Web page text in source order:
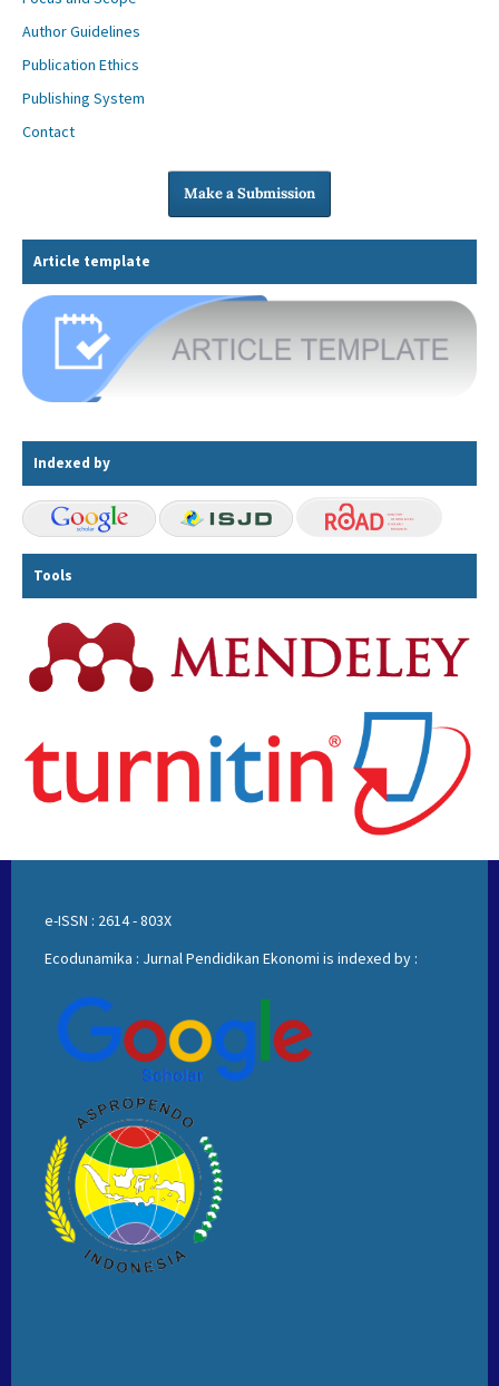
Author Guidelines
Publication Ethics
Publishing System
Contact
Make a Submission
Article template
Indexed by
Tools
e-ISSN : 2614 - 803X
Ecodunamika : Jurnal Pendidikan Ekonomi is indexed by :